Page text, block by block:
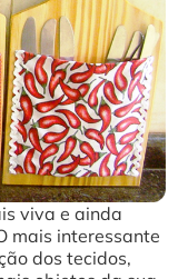
viva e ainda
mais interessante
dos tecidos,